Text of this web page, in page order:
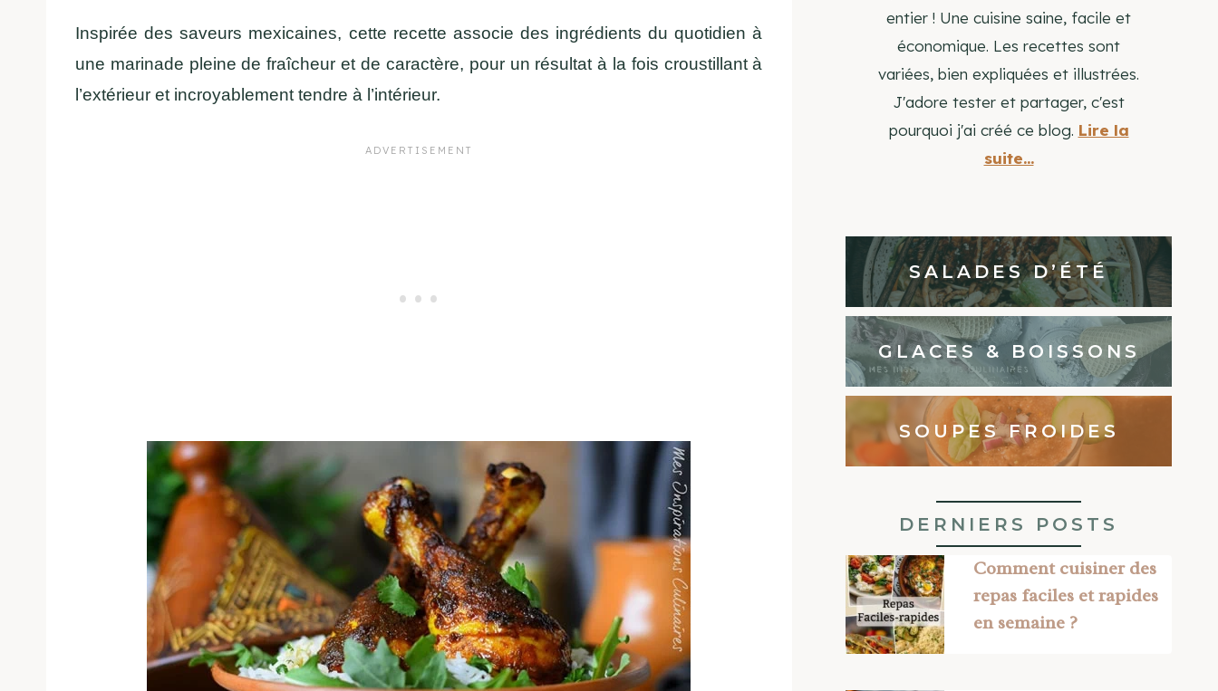
Inspirée des saveurs mexicaines, cette recette associe des ingrédients du quotidien à
une marinade pleine de fraîcheur et de caractère, pour un résultat à la fois croustillant à
l’extérieur et incroyablement tendre à l’intérieur.
entier ! Une cuisine saine, facile et
économique. Les recettes sont
variées, bien expliquées et illustrées.
J'adore tester et partager, c'est
pourquoi j'ai créé ce blog. Lire la
suite...
SALADES D’ÉTÉ
GLACES & BOISSONS
SOUPES FROIDES
DERNIERS POSTS
Comment cuisiner des
repas faciles et rapides
en semaine ?